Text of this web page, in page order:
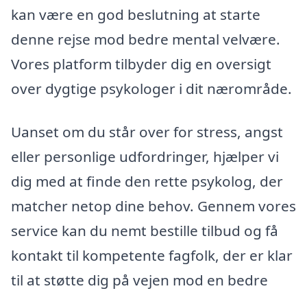
kan være en god beslutning at starte
denne rejse mod bedre mental velvære.
Vores platform tilbyder dig en oversigt
over dygtige psykologer i dit nærområde.
Uanset om du står over for stress, angst
eller personlige udfordringer, hjælper vi
dig med at finde den rette psykolog, der
matcher netop dine behov. Gennem vores
service kan du nemt bestille tilbud og få
kontakt til kompetente fagfolk, der er klar
til at støtte dig på vejen mod en bedre